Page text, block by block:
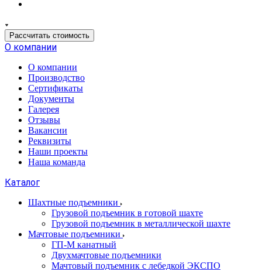
Рассчитать стоимость
О компании
О компании
Производство
Сертификаты
Документы
Галерея
Отзывы
Вакансии
Реквизиты
Наши проекты
Наша команда
Каталог
Шахтные подъемники
Грузовой подъемник в готовой шахте
Грузовой подъемник в металлической шахте
Мачтовые подъемники
ГП-М канатный
Двухмачтовые подъемники
Мачтовый подъемник с лебедкой ЭКСПО